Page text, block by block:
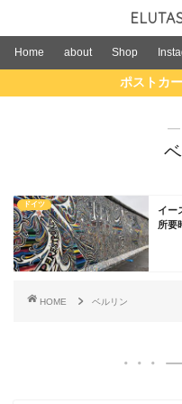
Home about Shop
ポストカ
―
ドイツ
イー
所要
HOME ベルリン